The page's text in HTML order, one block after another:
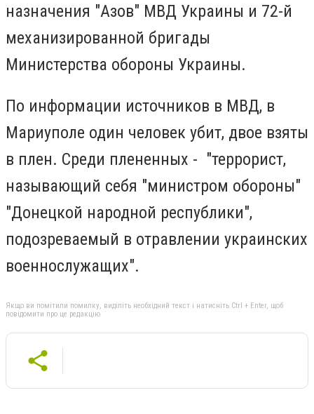
назначения "Азов" МВД Украины и 72-й
механизированной бригады
Министерства обороны Украины.
По информации источников в МВД, в
Мариуполе один человек убит, двое взяты
в плен. Среди плененных - "террорист,
называющий себя "министром обороны"
"Донецкой народной республики",
подозреваемый в отравлении украинских
военнослужащих".
Якщо ви помітили помилку, виділіть необхідний текст і натисніть Ctrl + Enter, щоб
повідомити про це редакцію